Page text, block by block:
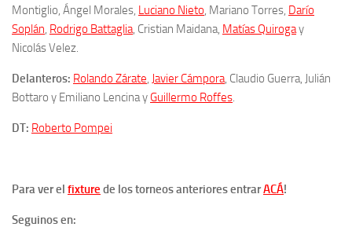
Montiglio, Ángel Morales, Luciano Nieto, Mariano Torres, Darío
Soplán, Rodrigo Battaglia, Cristian Maidana, Matías Quirogay
Nicolás Velez.
Delanteros: Rolando Zárate, Javier Cámpora, Claudio Guerra, Julián
Bottaro y Emiliano Lencina y Guillermo Roffes.
DT: Roberto Pompei
Para ver el fixture de los torneos anteriores entrarACÁ!
Seguinos en: